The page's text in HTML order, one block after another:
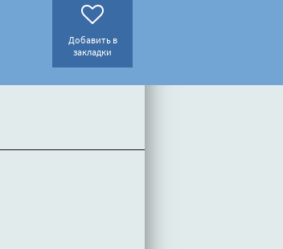
Добавить в
закладки